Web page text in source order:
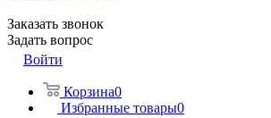
Заказать звонок
Задать вопрос
Войти
Корзина0
Избранные товары0